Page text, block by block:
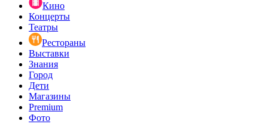
Кино
Концерты
Театры
Рестораны
Выставки
Знания
Город
Дети
Магазины
Premium
Фото